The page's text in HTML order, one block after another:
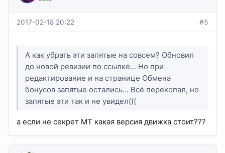
2017-02-18 20:22 #5
А как убрать эти запятые на совсем? Обновил
до новой ревизии по ссылке... Но при
редактирование и на странице Обмена
бонусов запятые остались... Всё перекопал, но
запятые эти так и не увидел(((
а если не секрет МТ какая версия движка стоит???